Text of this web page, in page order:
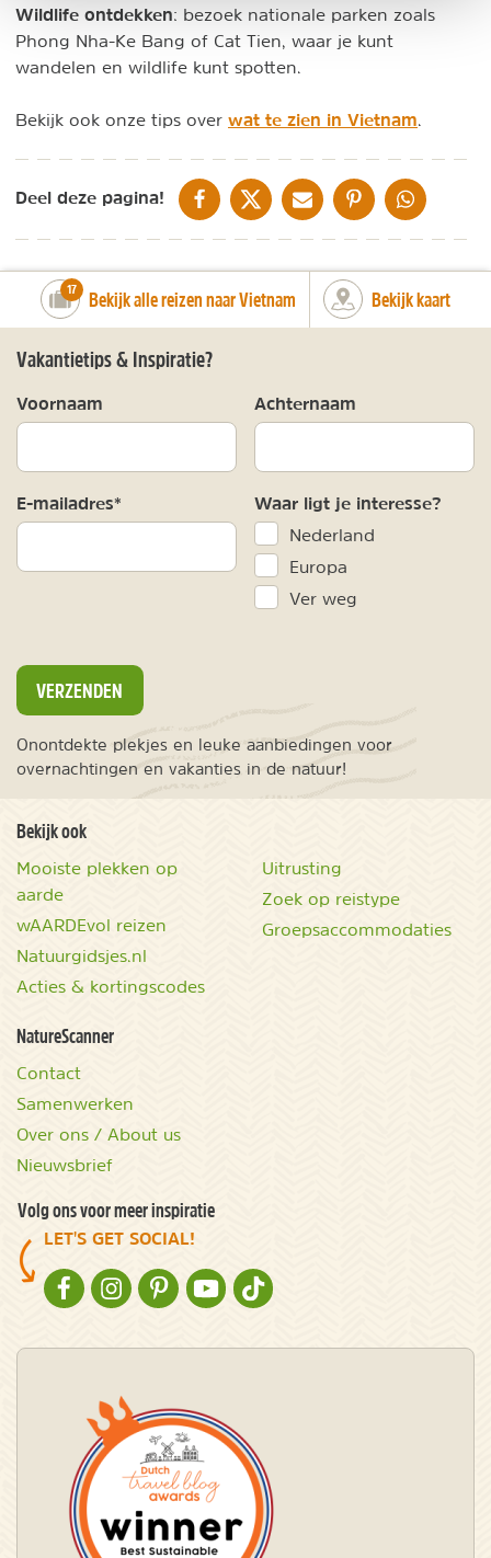
Wildlife ontdekken: bezoek nationale parken zoals
Phong Nha-Ke Bang of Cat Tien, waar je kunt
wandelen en wildlife kunt spotten.
Bekijk ook onze tips over wat te zien in Vietnam
Deel deze pagina! DELEN OP FACEBOOK
DELEN OP XDELEN VIA DE MAIL
DELEN OP PINTEREST
DELEN OP
number_of_trips:
17 Bekijk alle reizen naar Vietnam Bekijk kaart
Vakantietips & Inspiratie?
Voornaam Achternaam
E-mailadres* Waar ligt je interesse?
Nederland
Europa
Ver weg
VERZENDEN
Onontdekte plekjes en leuke aanbiedingen voor
overnachtingen en vakanties in de natuur!
Bekijk ook
Mooiste plekken op
aarde
wAARDEvol reizen
Natuurgidsjes.nl
Acties & kortingscodes
Uitrusting
Zoek op reistype
Groepsaccommodaties
NatureScanner
Contact
Samenwerken
Over ons / About us
Nieuwsbrief
Volg ons voor meer inspiratie
LET'S GET SOCIAL!
NATURESCANNER OP FACEBOOK
NATURESCANNER OP INSTAGRAM
NATURESCANNER OP PINTEREST
NATURESCANNER OP YOUTUBE
NATURESCANNER OP TIKTOK